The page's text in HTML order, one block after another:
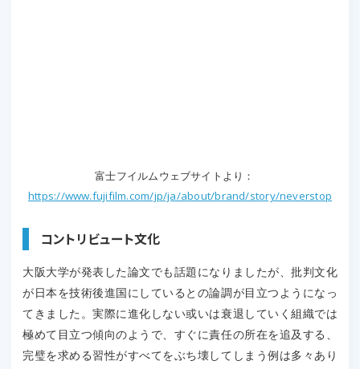
富士フイルムウェブサイトより：
https://www.fujifilm.com/jp/ja/about/brand/story/neverstop
コントリビュート文化
大阪大学が発表した論文でも話題になりましたが、批判文化
が日本を技術後進国にしているとの論調が目立つようになっ
てきました。実際に進化しない或いは衰退していく組織では
極めて目立つ傾向のようで、すぐに責任の所在を追及する、
完璧を求める習性がすべてをぶち壊してしまう例は多々あり